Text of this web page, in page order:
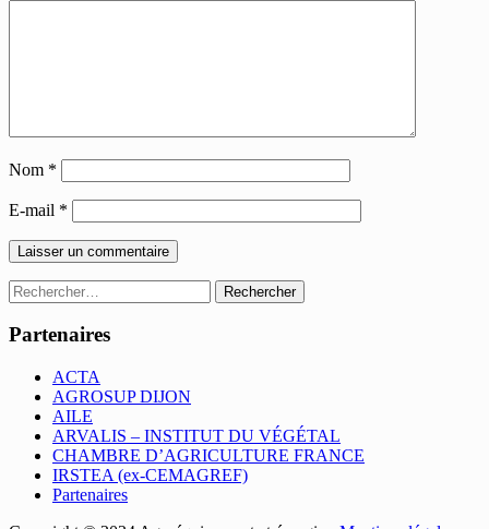
Nom *
E-mail *
Rechercher :
Partenaires
ACTA
AGROSUP DIJON
AILE
ARVALIS – INSTITUT DU VÉGÉTAL
CHAMBRE D’AGRICULTURE FRANCE
IRSTEA (ex-CEMAGREF)
Partenaires